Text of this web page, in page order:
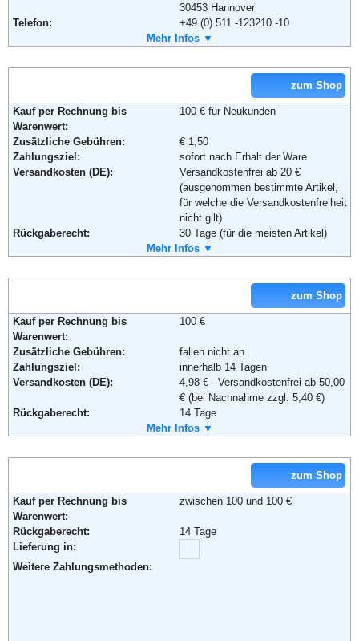
Weiterführende Informationen: Blog,AGB
30453 Hannover
Telefon:
+49 (0) 511 -123210 -10
+49 (0) 511 -123210 -99
Soziale Kanäle:
Weiterführende Informationen:
Mehr Infos ▼
zum Shop
Kauf per Rechnung bis
Warenwert:
100 € für Neukunden
Zusätzliche Gebühren:
€ 1,50
Zahlungsziel:
sofort nach Erhalt der Ware
Versandkosten (DE):
Versandkostenfrei ab 20 €
(ausgenommen bestimmte Artikel,
für welche die Versandkostenfreiheit
nicht gilt)
Rückgaberecht:
30 Tage (für die meisten Artikel)
Ja, ab einem Warenwert von 40 €.
Lieferung in:
Adresse:
Amazon EU S.a.r.l.
Rue Plaetis
2338 Luxemburg
+49 (0)8 00-3 63 84 6
Email:
impressum@amazon.de
Mehr Infos ▼
zum Shop
Kauf per Rechnung bis
Warenwert:
100 €
Zusätzliche Gebühren:
fallen nicht an
Zahlungsziel:
innerhalb 14 Tagen
Versandkosten (DE):
4,98 € - Versandkostenfrei ab 50,00
€ (bei Nachnahme zzgl. 5,40 €)
Rückgaberecht:
14 Tage
Ja, ab einem Warenwert von 40 €.
Lieferung in:
Adresse:
A.T.U Auto-Teile-Unger Handels
Mehr Infos ▼
zum Shop
Kauf per Rechnung bis
Warenwert:
zwischen 100 und 100 €
Rückgaberecht:
14 Tage
Lieferung in:
Weitere Zahlungsmethoden: